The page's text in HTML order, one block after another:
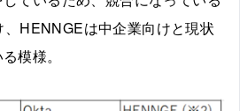
HENNGEは中企業向けと現状
模様。